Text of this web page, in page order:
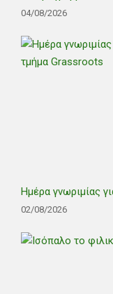
04/08/2026
Ημέρα γνωριμίας
02/08/2026